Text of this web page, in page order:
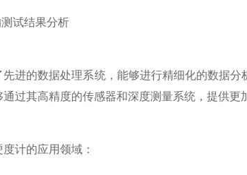
试结果分析
的数据处理系统，能够进行精细化的数据分
过其高精度的传感器和深度测量系统，提供更
计的应用领域：